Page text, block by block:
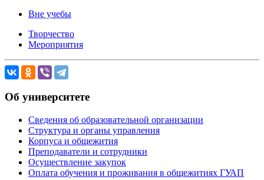
Вне учебы
Творчество
Мероприятия
Об университете
Сведения об образовательной организации
Структура и органы управления
Корпуса и общежития
Преподаватели и сотрудники
Осуществление закупок
Оплата обучения и проживания в общежитиях ГУАП